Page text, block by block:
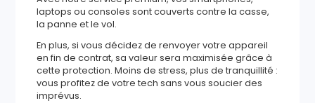
laptops ou consoles sont couverts contre la casse,
la panne et le vol.
En plus, si vous décidez de renvoyer votre appareil
en fin de contrat, sa valeur sera maximisée grâce à
cette protection. Moins de stress, plus de tranquillité :
vous profitez de votre tech sans vous soucier des
imprévus.